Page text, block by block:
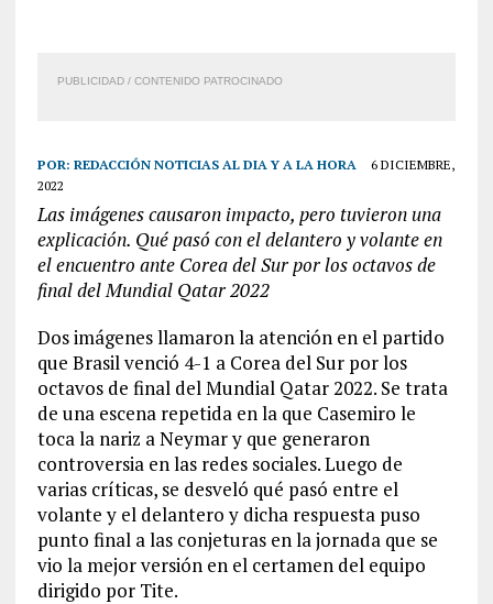
PUBLICIDAD / CONTENIDO PATROCINADO
POR: REDACCIÓN NOTICIAS AL DIA Y A LA HORA
6 DICIEMBRE,
2022
Las imágenes causaron impacto, pero tuvieron una
explicación. Qué pasó con el delantero y volante en
el encuentro ante Corea del Sur por los octavos de
final del Mundial Qatar 2022
Dos imágenes llamaron la atención en el partido
que Brasil venció 4-1 a Corea del Sur por los
octavos de final del Mundial Qatar 2022. Se trata
de una escena repetida en la que Casemiro le
toca la nariz a Neymar y que generaron
controversia en las redes sociales. Luego de
varias críticas, se desveló qué pasó entre el
volante y el delantero y dicha respuesta puso
punto final a las conjeturas en la jornada que se
vio la mejor versión en el certamen del equipo
dirigido por Tite.